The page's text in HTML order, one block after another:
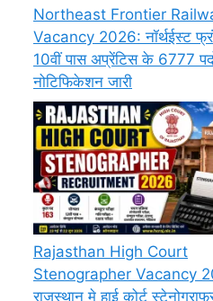
Northeast Frontier
Vacancy 2026: नॉर्थईस्ट
10वीं पास अप्रेंटिस के 6777
नोटिफिकेशन जारी
Rajasthan High Court
Stenographer Vacancy
राजस्थान मे हाई कोर्ट